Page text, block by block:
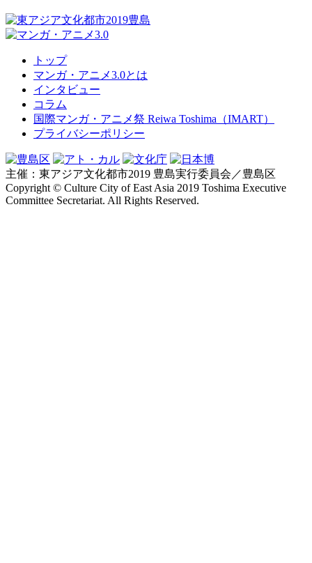
トップ
マンガ・アニメ3.0とは
インタビュー
コラム
国際マンガ・アニメ祭 Reiwa Toshima（IMART）
プライバシーポリシー
主催：東アジア文化都市2019 豊島実行委員会／豊島区
Copyright © Culture City of East Asia 2019 Toshima Executive
Committee Secretariat. All Rights Reserved.